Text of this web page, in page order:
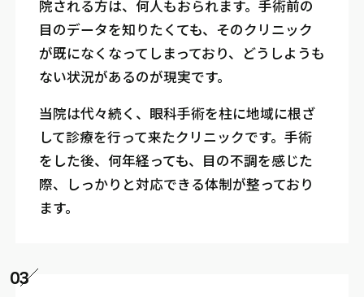
院される方は、何人もおられます。手術前の
目のデータを知りたくても、そのクリニック
が既になくなってしまっており、どうしようも
ない状況があるのが現実です。
当院は代々続く、眼科手術を柱に地域に根ざ
して診療を行って来たクリニックです。手術
をした後、何年経っても、目の不調を感じた
際、しっかりと対応できる体制が整っており
ます。
03